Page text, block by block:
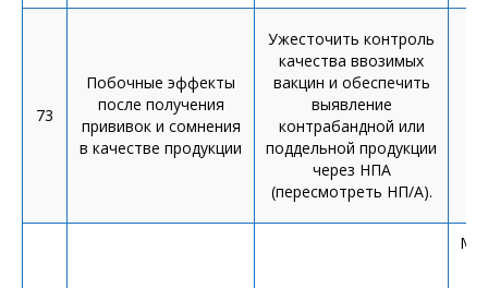
73
Побочные эффекты
после получения
прививок и сомнения
в качестве продукции
Ужесточить контроль
качества ввозимых
вакцин и обеспечить
выявление
контрабандной или
поддельной продукции
через НПА
(пересмотреть НП/А).